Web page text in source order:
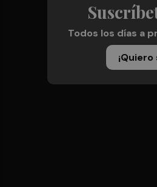
Todos los días a